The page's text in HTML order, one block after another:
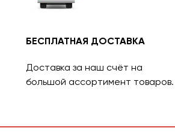
БЕСПЛАТНАЯ ДОСТАВКА
Доставка за наш счёт на
большой ассортимент товаров.